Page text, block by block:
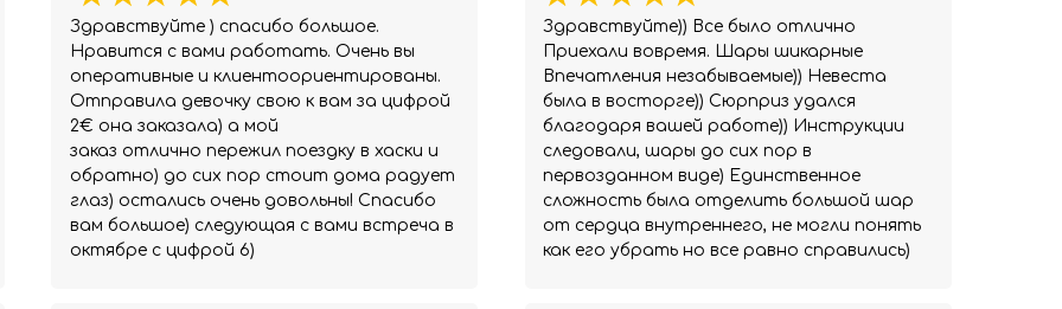
Здравствуйте ) спасибо большое.
Нравится с вами работать. Очень вы
оперативные и клиентоориентированы.
Отправила девочку свою к вам за цифрой
2€ она заказала) а мой
заказ отлично пережил поездку в хаски и
обратно) до сих пор стоит дома радует
глаз) остались очень довольны! Спасибо
вам большое) следующая с вами встреча в
октябре с цифрой 6)
Здравствуйте)) Все было отлично
Приехали вовремя. Шары шикарные
Впечатления незабываемые)) Невеста
была в восторге)) Сюрприз удался
благодаря вашей работе)) Инструкции
следовали, шары до сих пор в
первозданном виде) Единственное
сложность была отделить большой шар
от сердца внутреннего, не могли понять
как его убрать но все равно справились)